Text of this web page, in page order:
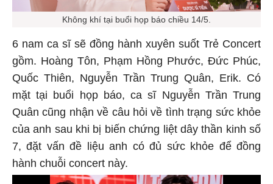
Không khí tại buổi họp báo chiều 14/5.
6 nam ca sĩ sẽ đồng hành xuyên suốt Trẻ Concert
gồm. Hoàng Tôn, Phạm Hồng Phước, Đức Phúc,
Quốc Thiên, Nguyễn Trần Trung Quân, Erik. Có
mặt tại buổi họp báo, ca sĩ Nguyễn Trần Trung
Quân cũng nhận về câu hỏi về tình trạng sức khỏe
của anh sau khi bị biến chứng liệt dây thần kinh số
7, đặt vấn đề liệu anh có đủ sức khỏe để đồng
hành chuỗi concert này.